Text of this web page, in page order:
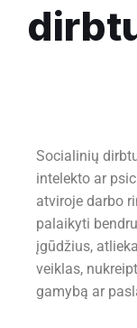
Socialinių
intelekto ar
atviroje darbo
palaikyti
įgūdžius,
veiklas,
gamybą ar